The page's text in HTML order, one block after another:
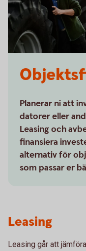
Planerar ni att
datorer eller
Leasing och
finansiera
alternativ för
som passar er
Leasing
Leasing går att